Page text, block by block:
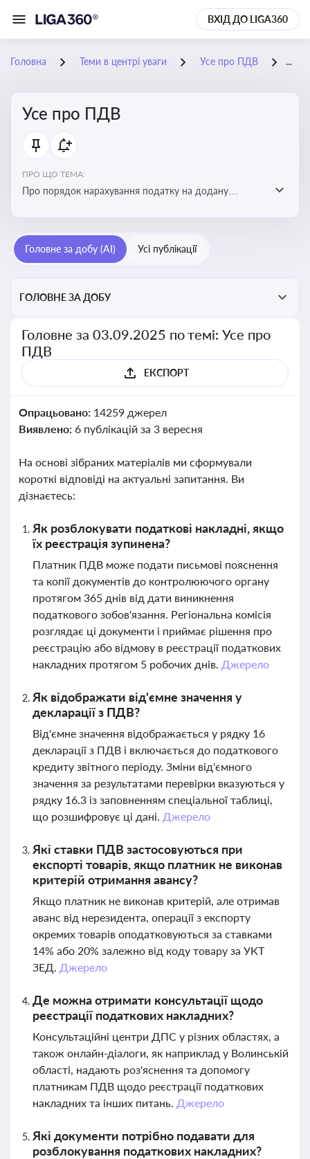
ВХІД ДО LIGA360
Головна Теми в центрі уваги Усе про ПДВ 03-
Усе про ПДВ
ПРО ЩО ТЕМА:
Про порядок нарахування податку на додану
економіку
Головне за добу (AI) Усі публікації
ГОЛОВНЕ ЗА ДОБУ
Головне за 03.09.2025 по темі: Усе про
ПДВ
ЕКСПОРТ
Опрацьовано: 14259 джерел
Виявлено: 6 публікацій за 3 вересня
На основі зібраних матеріалів ми сформували
короткі відповіді на актуальні запитання. Ви
дізнаєтесь:
Як розблокувати податкові накладні, якщо
їх реєстрація зупинена?
Платник ПДВ може подати письмові пояснення
та копії документів до контролюючого органу
протягом 365 днів від дати виникнення
податкового зобов'язання. Регіональна комісія
розглядає ці документи і приймає рішення про
реєстрацію або відмову в реєстрації податкових
накладних протягом 5 робочих днів. Джерело
Як відображати від'ємне значення у
декларації з ПДВ?
Від'ємне значення відображається у рядку 16
декларації з ПДВ і включається до податкового
кредиту звітного періоду. Зміни від'ємного
значення за результатами перевірки вказуються у
рядку 16.3 із заповненням спеціальної таблиці,
що розшифровує ці дані. Джерело
Які ставки ПДВ застосовуються при
експорті товарів, якщо платник не виконав
критерій отримання авансу?
Якщо платник не виконав критерій, але отримав
аванс від нерезидента, операції з експорту
окремих товарів оподатковуються за ставками
14% або 20% залежно від коду товару за УКТ
ЗЕД. Джерело
Де можна отримати консультації щодо
реєстрації податкових накладних?
Консультаційні центри ДПС у різних областях, а
також онлайн-діалоги, як наприклад у Волинській
області, надають роз'яснення та допомогу
платникам ПДВ щодо реєстрації податкових
накладних та інших питань. Джерело
Які документи потрібно подавати для
розблокування податкових накладних?